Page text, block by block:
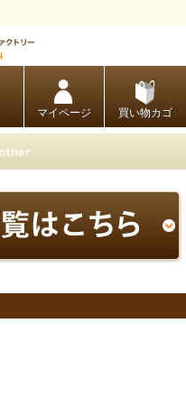
マイページ 買い物カゴ